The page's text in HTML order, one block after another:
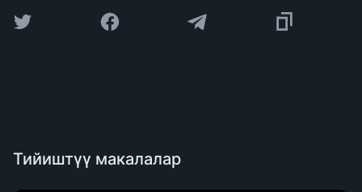
Тийиштүү макалалар